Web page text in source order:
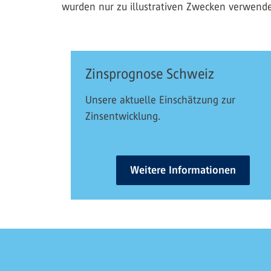
wurden nur zu illustrativen Zwecken
Zinsprognose Schweiz
Unsere aktuelle Einschätzung zur
Zinsentwicklung.
Weitere Informationen